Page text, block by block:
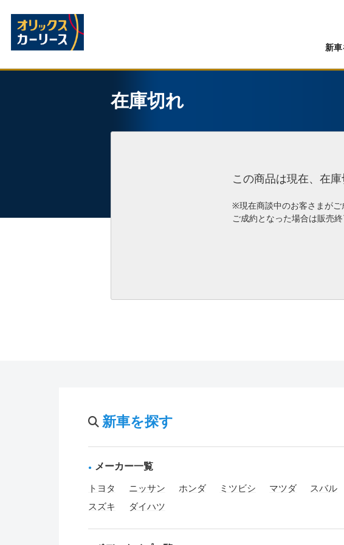
新
在庫切れ
この商品は現在、在庫
※現在商談中のお客さまがご
ご成約となった場合は販売
新車を探す
メーカー一覧
トヨタ ニッサン ホンダ ミツビシ マツダ
スバル
スズキ
ダイハツ